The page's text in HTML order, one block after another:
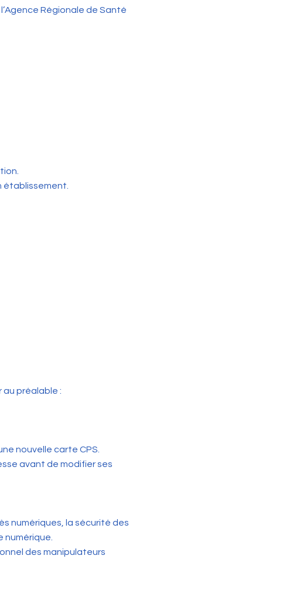
Régionale de Santé
établissement.
au préalable :
nouvelle carte CPS.
avant de modifier ses
numériques, la sécurité des
des manipulateurs